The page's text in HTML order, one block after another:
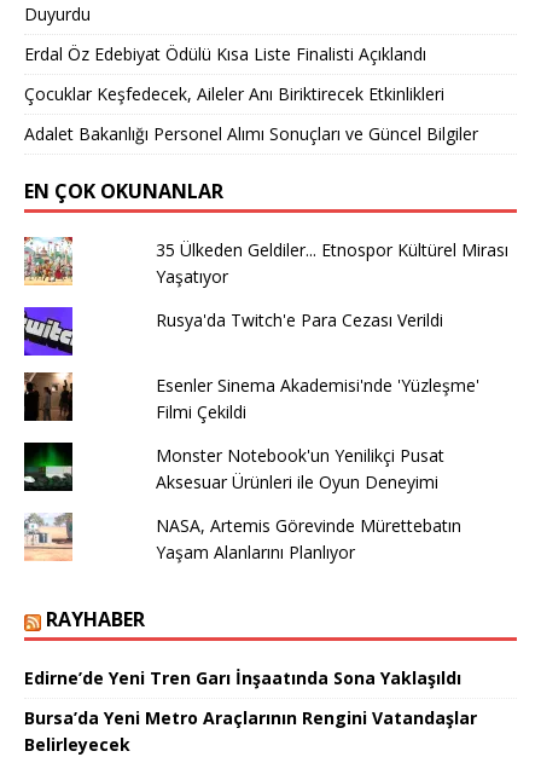
Duyurdu
Erdal Öz Edebiyat Ödülü Kısa Liste Finalisti Açıklandı
Çocuklar Keşfedecek, Aileler Anı Biriktirecek Etkinlikleri
Adalet Bakanlığı Personel Alımı Sonuçları ve Güncel Bilgiler
EN ÇOK OKUNANLAR
35 Ülkeden Geldiler... Etnospor Kültürel Mirası
Yaşatıyor
Rusya'da Twitch'e Para Cezası Verildi
Esenler Sinema Akademisi'nde 'Yüzleşme'
Filmi Çekildi
Monster Notebook'un Yenilikçi Pusat
Aksesuar Ürünleri ile Oyun Deneyimi
NASA, Artemis Görevinde Mürettebatın
Yaşam Alanlarını Planlıyor
RAYHABER
Edirne’de Yeni Tren Garı İnşaatında Sona Yaklaşıldı
Bursa’da Yeni Metro Araçlarının Rengini Vatandaşlar
Belirleyecek